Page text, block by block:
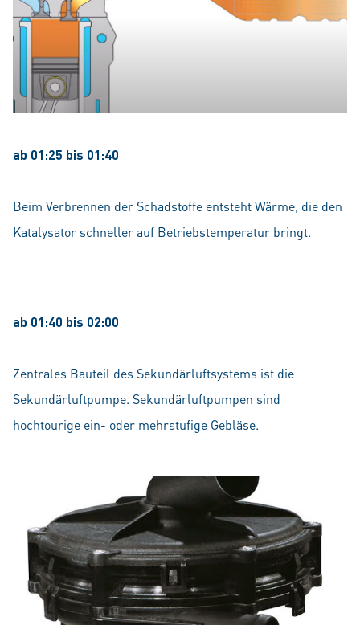
ab 01:25 bis 01:40
Beim Verbrennen der Schadstoffe entsteht Wärme, die den
Katalysator schneller auf Betriebstemperatur bringt.
ab 01:40 bis 02:00
Zentrales Bauteil des Sekundärluftsystems ist die
Sekundärluftpumpe. Sekundärluftpumpen sind
hochtourige ein- oder mehrstufige Gebläse.